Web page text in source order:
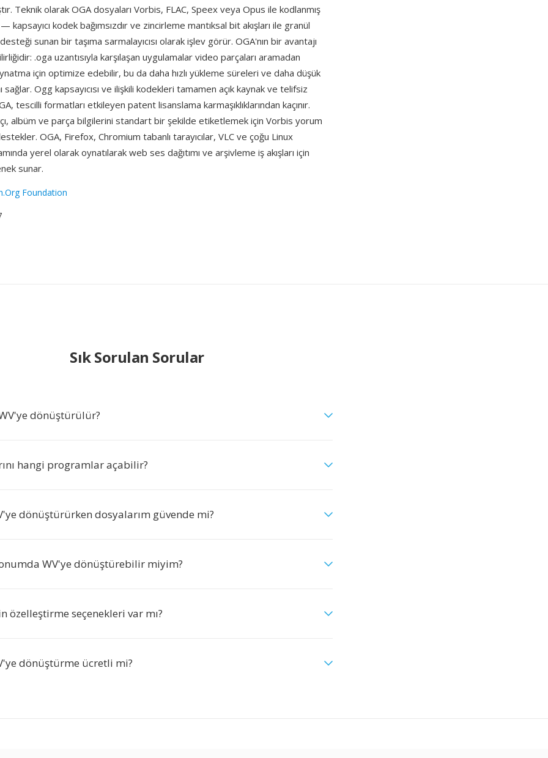
Teknik olarak OGA dosyaları Vorbis, FLAC, Speex veya Opus ile kodlanmış
kapsayıcı kodek bağımsızdır ve zincirleme mantıksal bit akışları ile granül
sunan bir taşıma sarmalayıcısı olarak işlev görür. OGA'nın bir avantajı
.oga uzantısıyla karşılaşan uygulamalar video parçaları aramadan
için optimize edebilir, bu da daha hızlı yükleme süreleri ve daha düşük
sağlar. Ogg kapsayıcısı ve ilişkili kodekleri tamamen açık kaynak ve telifsiz
tescilli formatları etkileyen patent lisanslama karmaşıklıklarından kaçınır.
albüm ve parça bilgilerini standart bir şekilde etiketlemek için Vorbis yorum
OGA, Firefox, Chromium tabanlı tarayıcılar, VLC ve çoğu Linux
yerel olarak oynatılarak web ses dağıtımı ve arşivleme iş akışları için
sunar.
Foundation
Sık Sorulan Sorular
dönüştürülür?
hangi programlar açabilir?
dönüştürürken dosyalarım güvende mi?
WV'ye dönüştürebilir miyim?
özelleştirme seçenekleri var mı?
dönüştürme ücretli mi?